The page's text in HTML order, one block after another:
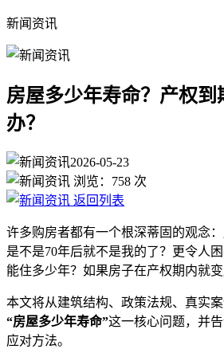
新闻资讯
房屋多少年寿命？产权到
办？
2026-05-23
浏览： 758 次
返回列表
许多购房者都有一个根深蒂固的观念
是不是70年后就不是我的了？更令人
能住多少年？如果房子在产权期内就
本文将从建筑结构、政策法规、真实
“房屋多少年寿命”这一核心问题，并
应对方法。